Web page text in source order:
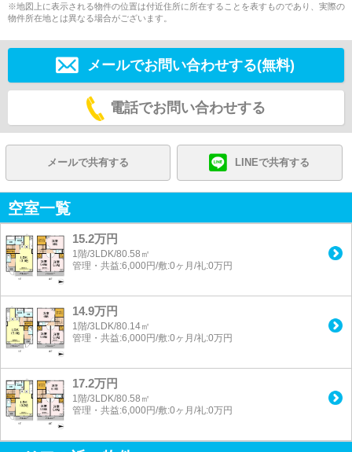
※地図上に表示される物件の位置は付近住所に所在することを表すものであり、実際の
物件所在地とは異なる場合がございます。
メールでお問い合わせする(無料)
電話でお問い合わせする
メールで共有する LINEで共有する
空室一覧
15.2万円
1階/3LDK/80.58㎡
管理・共益:6,000円/敷:0ヶ月/礼:0万円
14.9万円
1階/3LDK/80.14㎡
管理・共益:6,000円/敷:0ヶ月/礼:0万円
17.2万円
1階/3LDK/80.58㎡
管理・共益:6,000円/敷:0ヶ月/礼:0万円